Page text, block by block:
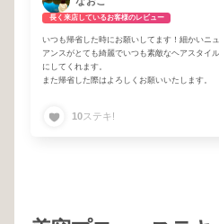
長く来店しているお客様のレビュー
いつも帰省した時にお願いしてます！細かいニュ
アンスがとても綺麗でいつも素敵なヘアスタイル
にしてくれます。
また帰省した際はよろしくお願いいたします。
10ステキ!